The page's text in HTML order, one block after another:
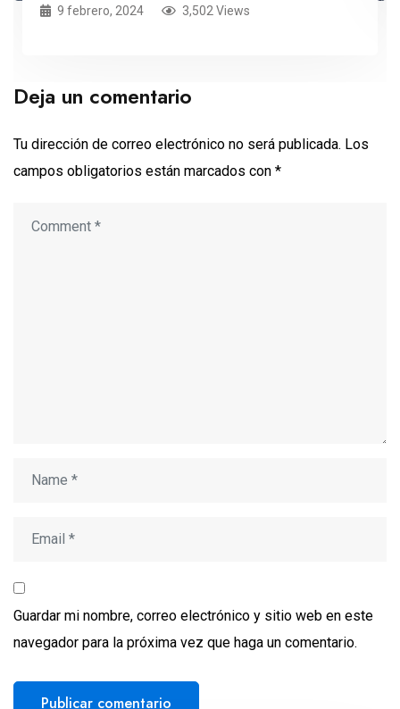
9 febrero, 2024 3,502 Views
Deja un comentario
Tu dirección de correo electrónico no será publicada. Los
campos obligatorios están marcados con *
Guardar mi nombre, correo electrónico y sitio web en este
navegador para la próxima vez que haga un comentario.